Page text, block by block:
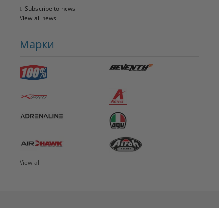
Subscribe to news
View all news
Марки
View all